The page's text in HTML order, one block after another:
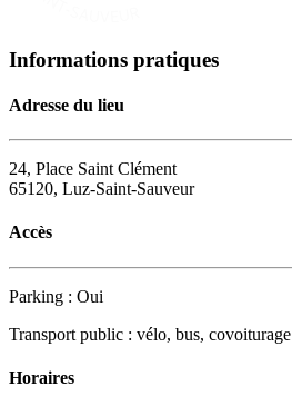
Informations pratiques
Adresse du lieu
24, Place Saint Clément
65120, Luz-Saint-Sauveur
Accès
Parking : Oui
Transport public : vélo, bus, covoiturage
Horaires